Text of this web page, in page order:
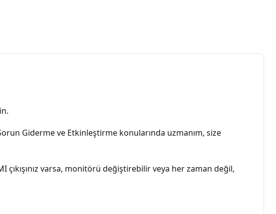
Giderme ve Etkinleştirme konularında uzmanım, size
çıkışınız varsa, monitörü değiştirebilir veya her zaman değil,